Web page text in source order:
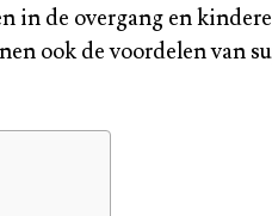
in de overgang en
ook de voordelen van